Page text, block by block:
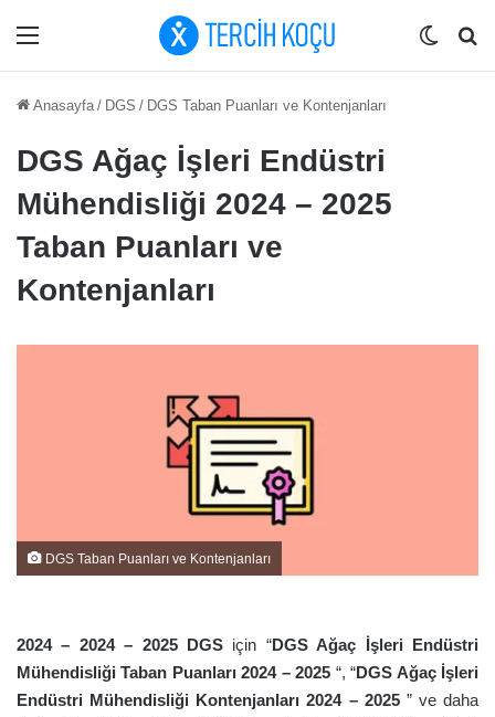
Menü Dış
Anasayfa / DGS / DGS Taban Puanları ve Kontenjanları
DGS Ağaç İşleri Endüstri
Mühendisliği 2024 – 2025
Taban Puanları ve
Kontenjanları
DGS Taban Puanları ve Kontenjanları
2024 – 2024 – 2025DGS için “DGS Ağaç İşleri Endüstri
Mühendisliği Taban Puanları 2024 – 2025 “, “DGS Ağaç İşleri
Endüstri Mühendisliği Kontenjanları 2024 – 2025 ” ve daha